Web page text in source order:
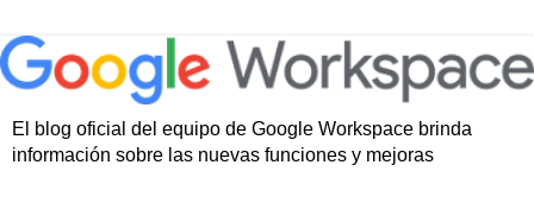
El blog oficial del equipo de Google Workspace brinda
información sobre las nuevas funciones y mejoras